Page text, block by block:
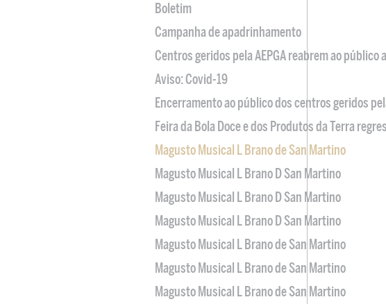
Boletim
Campanha de apadrinhamento
Centros geridos pela AEPGA reabrem ao público
Aviso: Covid-19
Encerramento ao público dos centros geridos
Feira da Bola Doce e dos Produtos da Terra
Magusto Musical L Brano de San Martino
Magusto Musical L Brano D San Martino
Magusto Musical L Brano D San Martino
Magusto Musical L Brano D San Martino
Magusto Musical L Brano de San Martino
Magusto Musical L Brano de San Martino
Magusto Musical L Brano de San Martino